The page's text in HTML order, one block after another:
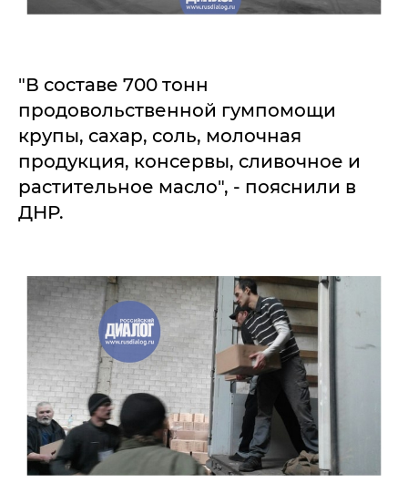
"В составе 700 тонн
продовольственной гумпомощи
крупы, сахар, соль, молочная
продукция, консервы, сливочное и
растительное масло", - пояснили в
ДНР.